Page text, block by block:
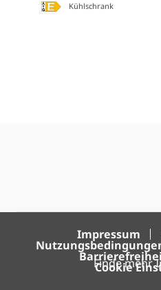
Kühlschrank
Finde mehr
Impressum
Cookie